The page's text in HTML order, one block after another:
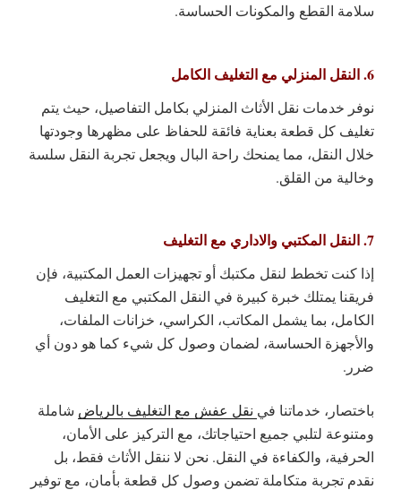
سلامة القطع والمكونات الحساسة.
6. النقل المنزلي مع التغليف الكامل
نوفر خدمات نقل الأثاث المنزلي بكامل التفاصيل، حيث يتم
تغليف كل قطعة بعناية فائقة للحفاظ على مظهرها وجودتها
خلال النقل، مما يمنحك راحة البال ويجعل تجربة النقل سلسة
وخالية من القلق.
7. النقل المكتبي والاداري مع التغليف
إذا كنت تخطط لنقل مكتبك أو تجهيزات العمل المكتبية، فإن
فريقنا يمتلك خبرة كبيرة في النقل المكتبي مع التغليف
الكامل، بما يشمل المكاتب، الكراسي، خزانات الملفات،
والأجهزة الحساسة، لضمان وصول كل شيء كما هو دون أي
ضرر.
باختصار، خدماتنا في نقل عفش مع التغليف بالرياض شاملة
ومتنوعة لتلبي جميع احتياجاتك، مع التركيز على الأمان،
الحرفية، والكفاءة في النقل. نحن لا ننقل الأثاث فقط، بل
نقدم تجربة متكاملة تضمن وصول كل قطعة بأمان، مع توفير